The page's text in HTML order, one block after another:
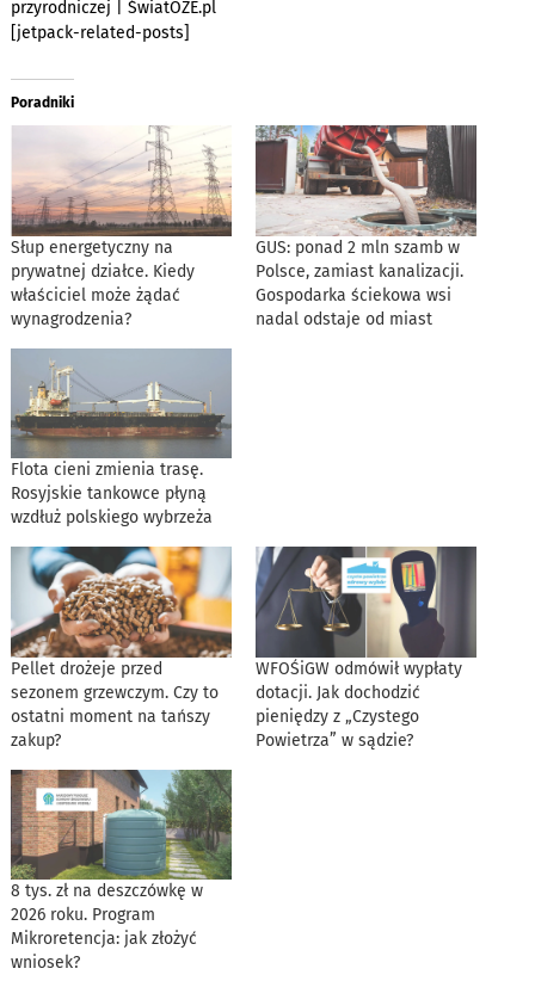
przyrodniczej | ŚwiatOZE.pl
[jetpack-related-posts]
Poradniki
Słup energetyczny na
prywatnej działce. Kiedy
właściciel może żądać
wynagrodzenia?
GUS: ponad 2 mln szamb w
Polsce, zamiast kanalizacji.
Gospodarka ściekowa wsi
nadal odstaje od miast
Flota cieni zmienia trasę.
Rosyjskie tankowce płyną
wzdłuż polskiego wybrzeża
Pellet drożeje przed
sezonem grzewczym. Czy to
ostatni moment na tańszy
zakup?
WFOŚiGW odmówił wypłaty
dotacji. Jak dochodzić
pieniędzy z „Czystego
Powietrza” w sądzie?
8 tys. zł na deszczówkę w
2026 roku. Program
Mikroretencja: jak złożyć
wniosek?